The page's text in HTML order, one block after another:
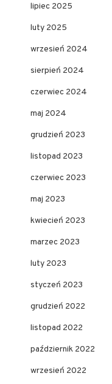
lipiec 2025
luty 2025
wrzesień 2024
sierpień 2024
czerwiec 2024
maj 2024
grudzień 2023
listopad 2023
czerwiec 2023
maj 2023
kwiecień 2023
marzec 2023
luty 2023
styczeń 2023
grudzień 2022
listopad 2022
październik 2022
wrzesień 2022